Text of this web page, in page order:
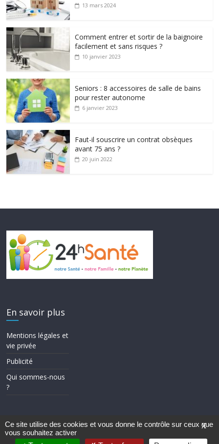
13 mars 2024
Comment entrer et sortir de la baignoire
facilement et sans risques ?
10 janvier 2023
Seniors : 8 accessoires de salle de bains
pour rester autonome
6 janvier 2023
Faut-il souscrire un contrat obsèques
avant 75 ans ?
20 juin 2022
En savoir plus
Mentions légales et
vie privée
Publicité
Qui sommes-nous
?
Copyright © 2026
X
Ce site utilise des cookies et vous donne le contrôle sur ceux que
vous souhaitez activer